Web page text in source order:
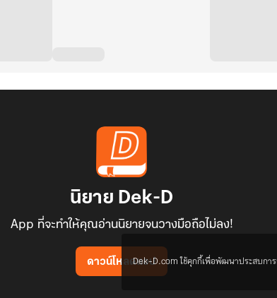
นิยาย Dek-D
App ที่จะทำให้คุณอ่านนิยายจนวางมือถือไม่ลง!
ดาวน์โหลดแอปDek-D.com ใช้คุกกี้เพื่อพัฒนาประสบกา